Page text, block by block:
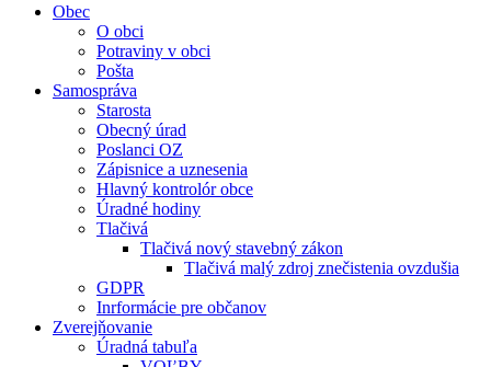
Obec
O obci
Potraviny v obci
Pošta
Samospráva
Starosta
Obecný úrad
Poslanci OZ
Zápisnice a uznesenia
Hlavný kontrolór obce
Úradné hodiny
Tlačivá
Tlačivá nový stavebný zákon
Tlačivá malý zdroj znečistenia ovzdušia
GDPR
Inrformácie pre občanov
Zverejňovanie
Úradná tabuľa